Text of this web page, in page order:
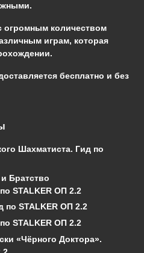
огромным количеством
играм, которая
бесплатно и без
Шахматиста. Гид по
Братство
STALKER ОП 2.2
STALKER ОП 2.2
STALKER ОП 2.2
«Чёрного Доктора».